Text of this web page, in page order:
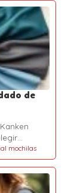
de
mochilas